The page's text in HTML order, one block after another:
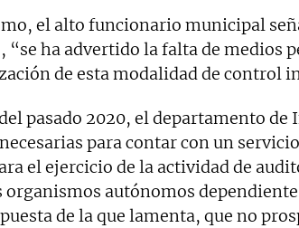
el alto funcionario municipal
“se ha advertido la falta de medios
de esta modalidad de control
pasado 2020, el departamento
para contar con un
el ejercicio de la actividad de
organismos autónomos
de la que lamenta, que no